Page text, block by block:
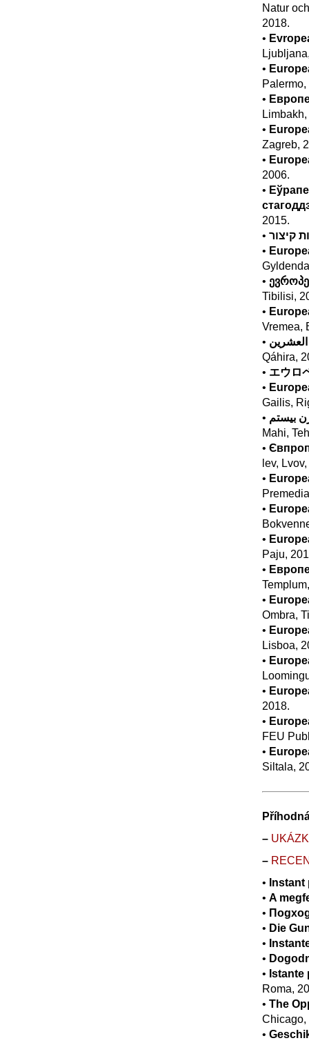
Natur
2018.
•
•
•
•
Zagreb,
•
2006.
•
2015.
•
•
•
Tibilisi,
•
Vremea,
• العشرين
Qáhira,
• エウロ
•
Gailis,
• بیستم
Mahi,
•
lev,
•
•
•
Paju,
•
•
Ombra,
•
Lisboa,
•
•
2018.
•
FEU
•
Siltala,
– UKÁ
–
• Instant
• A
•
• Die
•
•
• Istante
Roma,
• The
Chicago,
•